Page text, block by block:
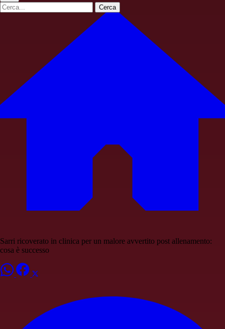
Cerca
Sarri ricoverato in clinica per un malore avvertito post allenamento:
cosa è successo